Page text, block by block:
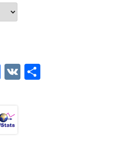
F
b
V